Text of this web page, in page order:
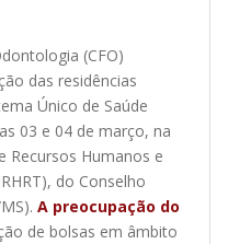
(CFO)
das residências
Único de Saúde
03 e 04 de março, na
Recursos Humanos e
do Conselho
MS).A preocupação do
de bolsas em âmbito